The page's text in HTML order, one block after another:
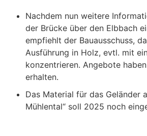
Nachdem nun weitere
der Brücke über den Elbbach
empfiehlt der Bauausschuss,
Ausführung in Holz, evtl. mit
konzentrieren. Angebote
erhalten.
Das Material für das Geländer
Mühlental“ soll 2025 noch